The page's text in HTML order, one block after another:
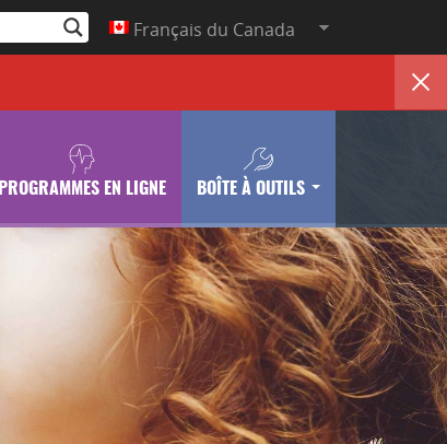
Français du Canada
PROGRAMMES EN LIGNE BOÎTE À OUTILS